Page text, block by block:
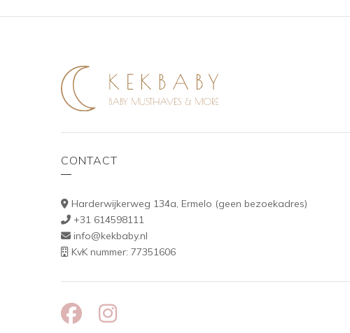
CONTACT
Harderwijkerweg 134a, Ermelo (geen bezoekadres)
+31 614598111
info@kekbaby.nl
KvK nummer: 77351606